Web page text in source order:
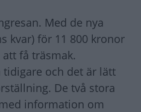
Med de nya
kvar) för 11 800 kronor
få träsmak.
och det är lätt
De två stora
information om